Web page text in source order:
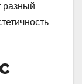
разный